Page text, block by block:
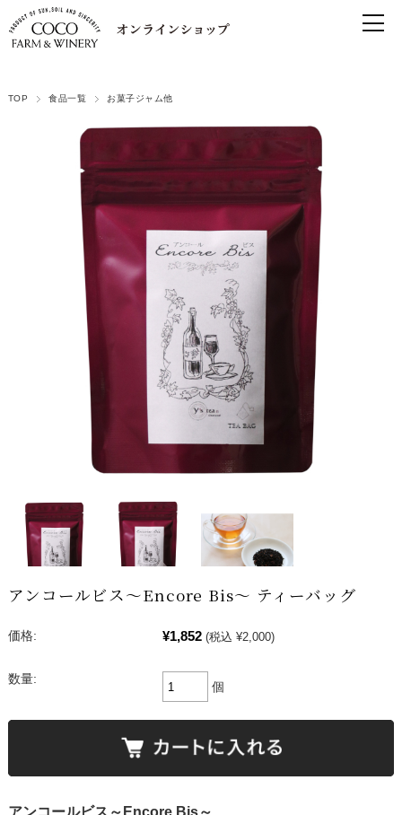
TOP 食品一覧 お菓子ジャム他
アンコールビス～Encore Bis～ ティーバッグ
価格: ¥1,852 (税込 ¥2,000)
数量:
個